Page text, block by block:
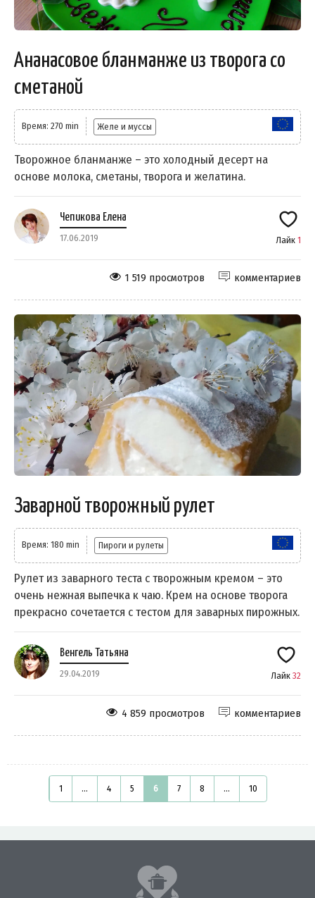
Ананасовое бланманже из творога со
сметаной
Время: 270 min Желе и муссы
Творожное бланманже – это холодный десерт на
основе молока, сметаны, творога и желатина.
Чепикова Елена
17.06.2019 Лайк 1
комментариев
1 519 просмотров
Заварной творожный рулет
Время: 180 min Пироги и рулеты
Рулет из заварного теста с творожным кремом – это
очень нежная выпечка к чаю. Крем на основе творога
прекрасно сочетается с тестом для заварных пирожных.
Венгель Татьяна
29.04.2019 Лайк 32
комментариев
4 859 просмотров
1 ... 4 5 6 7 8 ... 10